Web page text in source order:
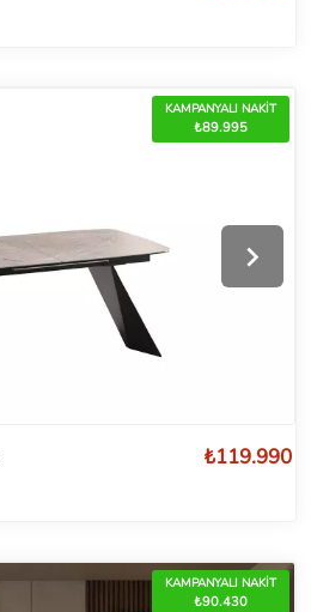
KAMPANYALI NAKİT
₺89.995
₺119.990
KAMPANYALI NAKİT
₺90.430